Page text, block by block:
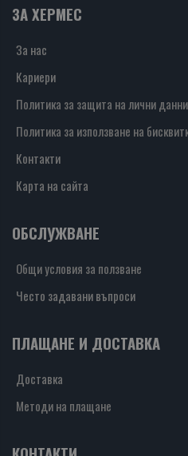
ЗА ХЕРМЕС
За нас
Кариери
Политика за защита на лични данни
Политика за използване на
Контакти
Карта на сайта
ОБСЛУЖВАНЕ
Общи условия за ползване
Често задавани въпроси
ПЛАЩАНЕ И ДОСТАВКА
Доставка
Методи на плащане